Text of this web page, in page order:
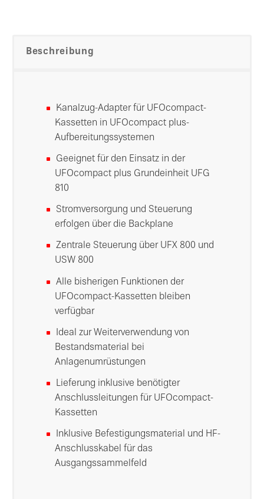
Beschreibung
Kanalzug-Adapter für UFOcompact-
Kassetten in UFOcompact plus-
Aufbereitungssystemen
Geeignet für den Einsatz in der
UFOcompact plus Grundeinheit UFG
810
Stromversorgung und Steuerung
erfolgen über die Backplane
Zentrale Steuerung über UFX 800 und
USW 800
Alle bisherigen Funktionen der
UFOcompact-Kassetten bleiben
verfügbar
Ideal zur Weiterverwendung von
Bestandsmaterial bei
Anlagenumrüstungen
Lieferung inklusive benötigter
Anschlussleitungen für UFOcompact-
Kassetten
Inklusive Befestigungsmaterial und HF-
Anschlusskabel für das
Ausgangssammelfeld